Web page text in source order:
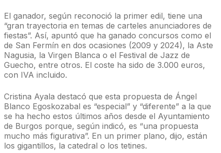
El ganador, según reconoció la primer edil, tiene una
“gran trayectoria en temas de carteles anunciadores de
fiestas”. Así, apuntó que ha ganado concursos como el
de San Fermín en dos ocasiones (2009 y 2024), la Aste
Nagusia, la Virgen Blanca o el Festival de Jazz de
Guecho, entre otros. El coste ha sido de 3.000 euros,
con IVA incluido.
Cristina Ayala destacó que esta propuesta de Ángel
Blanco Egoskozabal es “especial” y “diferente” a la que
se ha hecho estos últimos años desde el Ayuntamiento
de Burgos porque, según indicó, es “una propuesta
mucho más figurativa”. En un primer plano, dijo, están
los gigantillos, la catedral o los tetines.